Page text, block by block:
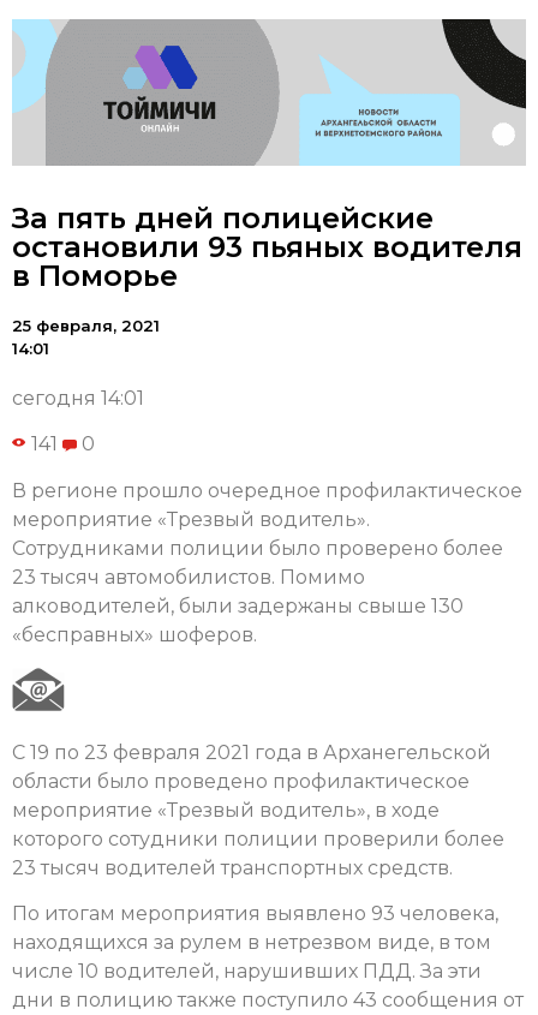
За пять дней полицейские
остановили 93 пьяных водителя
в Поморье
25 февраля, 2021
14:01
сегодня 14:01
141 0
В регионе прошло очередное профилактическое
мероприятие «Трезвый водитель».
Сотрудниками полиции было проверено более
23 тысяч автомобилистов. Помимо
алководителей, были задержаны свыше 130
«бесправных» шоферов.
С 19 по 23 февраля 2021 года в Арханегельской
области было проведено профилактическое
мероприятие «Трезвый водитель», в ходе
которого сотудники полиции проверили более
23 тысяч водителей транспортных средств.
По итогам мероприятия выявлено 93 человека,
находящихся за рулем в нетрезвом виде, в том
числе 10 водителей, нарушивших ПДД. За эти
дни в полицию также поступило 43 сообщения от